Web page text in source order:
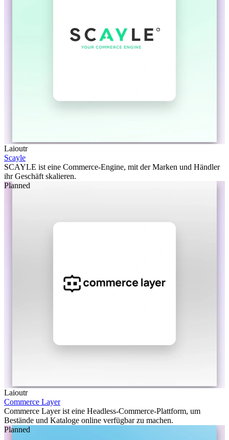
Laioutr
Scayle
SCAYLE ist eine Commerce-Engine, mit der Marken und Händler
ihr Geschäft skalieren.
Planned
Laioutr
Commerce Layer
Commerce Layer ist eine Headless-Commerce-Plattform, um
Bestände und Kataloge online verfügbar zu machen.
Planned